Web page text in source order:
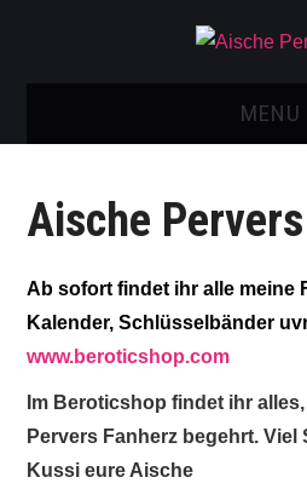
MENU
NEU: AISCHE SHOP!
TELEGRAM GRUPPE
BOOKING / KONTAKT
IMPRESSUM
Aische
Ab sofort findet ihr alle meine
Kalender, Schlüsselbänder
www.beroticshop.com
Im Beroticshop findet ihr
Pervers Fanherz begehrt.
Kussi eure Aische